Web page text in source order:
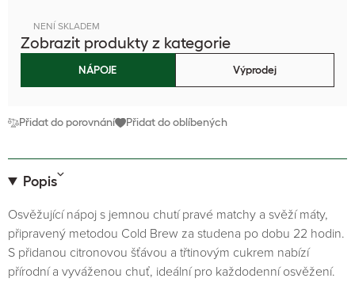
NENÍ SKLADEM
Zobrazit produkty z kategorie
NÁPOJE Výprodej
Přidat do porovnání Přidat do oblíbených
Popis
Osvěžující nápoj s jemnou chutí pravé matchy a svěží máty,
připravený metodou Cold Brew za studena po dobu 22 hodin.
S přidanou citronovou šťávou a třtinovým cukrem nabízí
přírodní a vyváženou chuť, ideální pro každodenní osvěžení.